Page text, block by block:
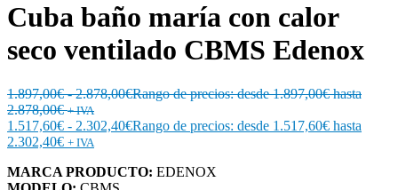
Cuba baño maría con calor
seco ventilado CBMS Edenox
1.897,00€ - 2.878,00€Rango de precios: desde 1.897,00€ hasta
2.878,00€ + IVA
1.517,60€ - 2.302,40€Rango de precios: desde 1.517,60€ hasta
2.302,40€ + IVA
MARCA PRODUCTO: EDENOX